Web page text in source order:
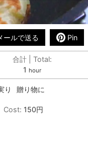
ールで送る Pin
合計 | Total:
1 hour
hour
り 贈り物に
Cost: 150円